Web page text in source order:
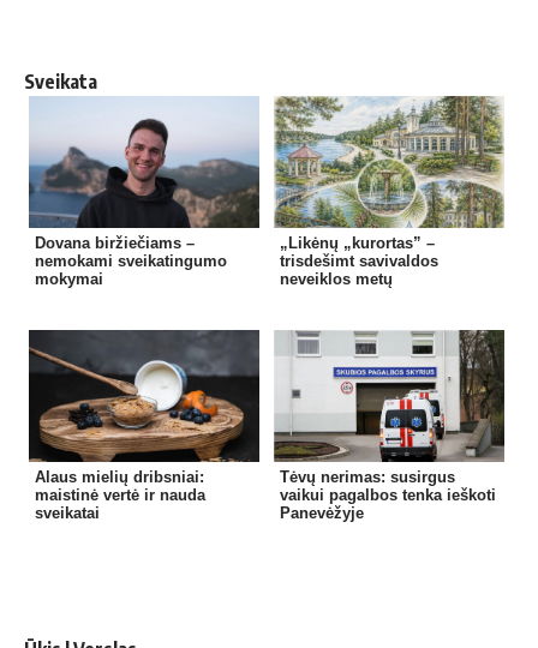
Sveikata
Dovana biržiečiams –
nemokami sveikatingumo
mokymai
„Likėnų „kurortas” –
trisdešimt savivaldos
neveiklos metų
Alaus mielių dribsniai:
maistinė vertė ir nauda
sveikatai
Tėvų nerimas: susirgus
vaikui pagalbos tenka ieškoti
Panevėžyje